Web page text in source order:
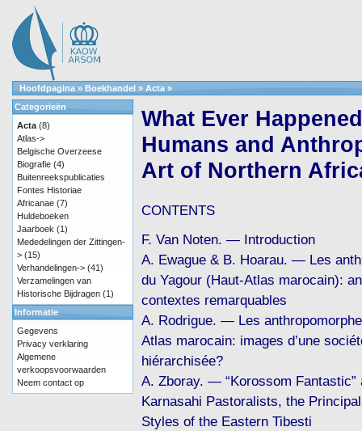
Hoofdpagina » Boekhandel » Acta »
What Ever
Humans and
Art of Northern
CONTENTS
F. Van Noten. — Introduction
A. Ewague & B. Hoarau. — Les
du Yagour (Haut-Atlas marocain):
contextes remarquables
A. Rodrigue. — Les
Atlas marocain: images d’une
hiérarchisée?
A. Zboray. — “Korossom Fantastic”
Karnasahi Pastoralists, the
Styles of the Eastern Tibesti
Categorieën
Acta (8)
Atlas->
Belgische Overzeese
Biografie (4)
Buitenreekspublicaties
Fontes Historiae
Africanae (7)
Huldeboeken
Jaarboek (1)
Mededelingen der Zittingen-
> (15)
Verhandelingen-> (41)
Verzamelingen van
Historische Bijdragen (1)
Informatie
Gegevens
Privacy verklaring
Algemene
verkoopsvoorwaarden
Neem contact op